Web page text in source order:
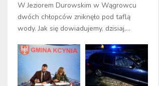
W Jeziorem Durowskim w Wągrowcu
dwóch chłopców zniknęło pod taflą
wody. Jak się dowiadujemy, dzisiaj,...